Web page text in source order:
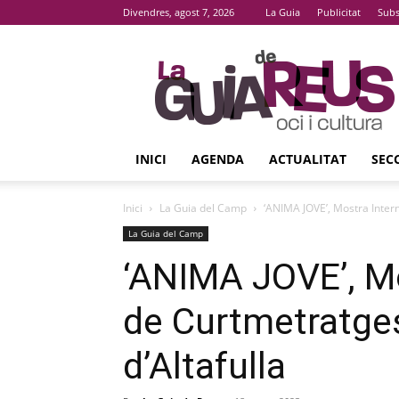
Divendres, agost 7, 2026 La Guia Publicitat
La
Guia
De
Reus
INICI AGENDA ACTUALITAT
Inici La Guia del Camp ‘ANIMA JOVE’, Mostra
La Guia del Camp
‘ANIMA JOVE’,
de
d’Altafulla